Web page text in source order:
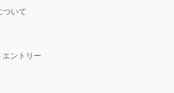
ついて
エントリー